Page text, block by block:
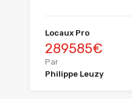
Locaux Pro
289585€
Par
Philippe Leuzy